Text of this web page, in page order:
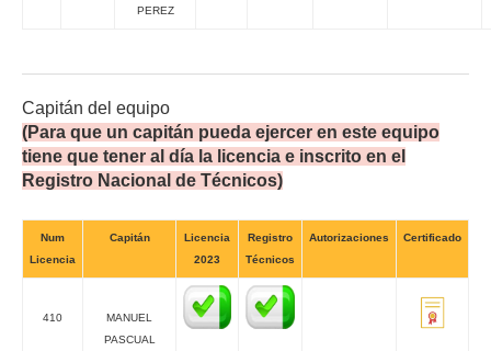
PEREZ
Capitán del equipo
(Para que un capitán pueda ejercer en este equipo
tiene que tener al día la licencia e inscrito en el
Registro Nacional de Técnicos)
Num
Licencia
Capitán
Licencia
2023
Registro
Técnicos
Autorizaciones Certificado
410
MANUEL
PASCUAL